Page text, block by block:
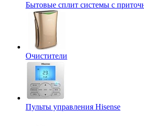
Бытовые сплит системы с
Очистители
Пульты управления Hisense